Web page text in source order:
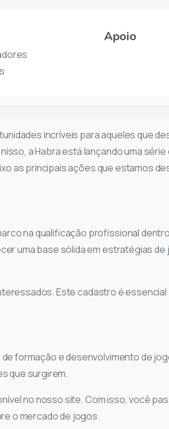
Apoio
incríveis para aqueles que
a Habra está lançando uma série
as principais ações que estamos
na qualificação profissional
uma base sólida em estratégias
Este cadastro é
formação e desenvolvimento de
que surgirem.
no nosso site. Com isso, você
o mercado de jogos.